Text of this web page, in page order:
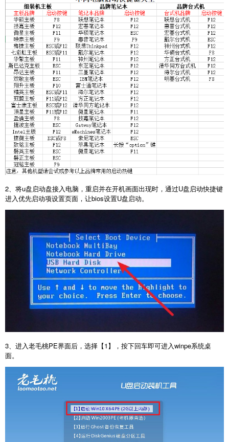
2、将u盘启动盘接入电脑，重启并在开机画面出现时，通过U盘启动快捷键
进入优先启动项设置页面，让bios设置U盘启动。
3、进入老毛桃PE界面后，选择【1】，按下回车即可进入winpe系统桌
面。